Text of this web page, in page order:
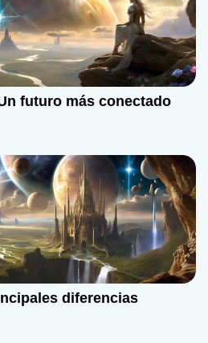
futuro más conectado
diferencias